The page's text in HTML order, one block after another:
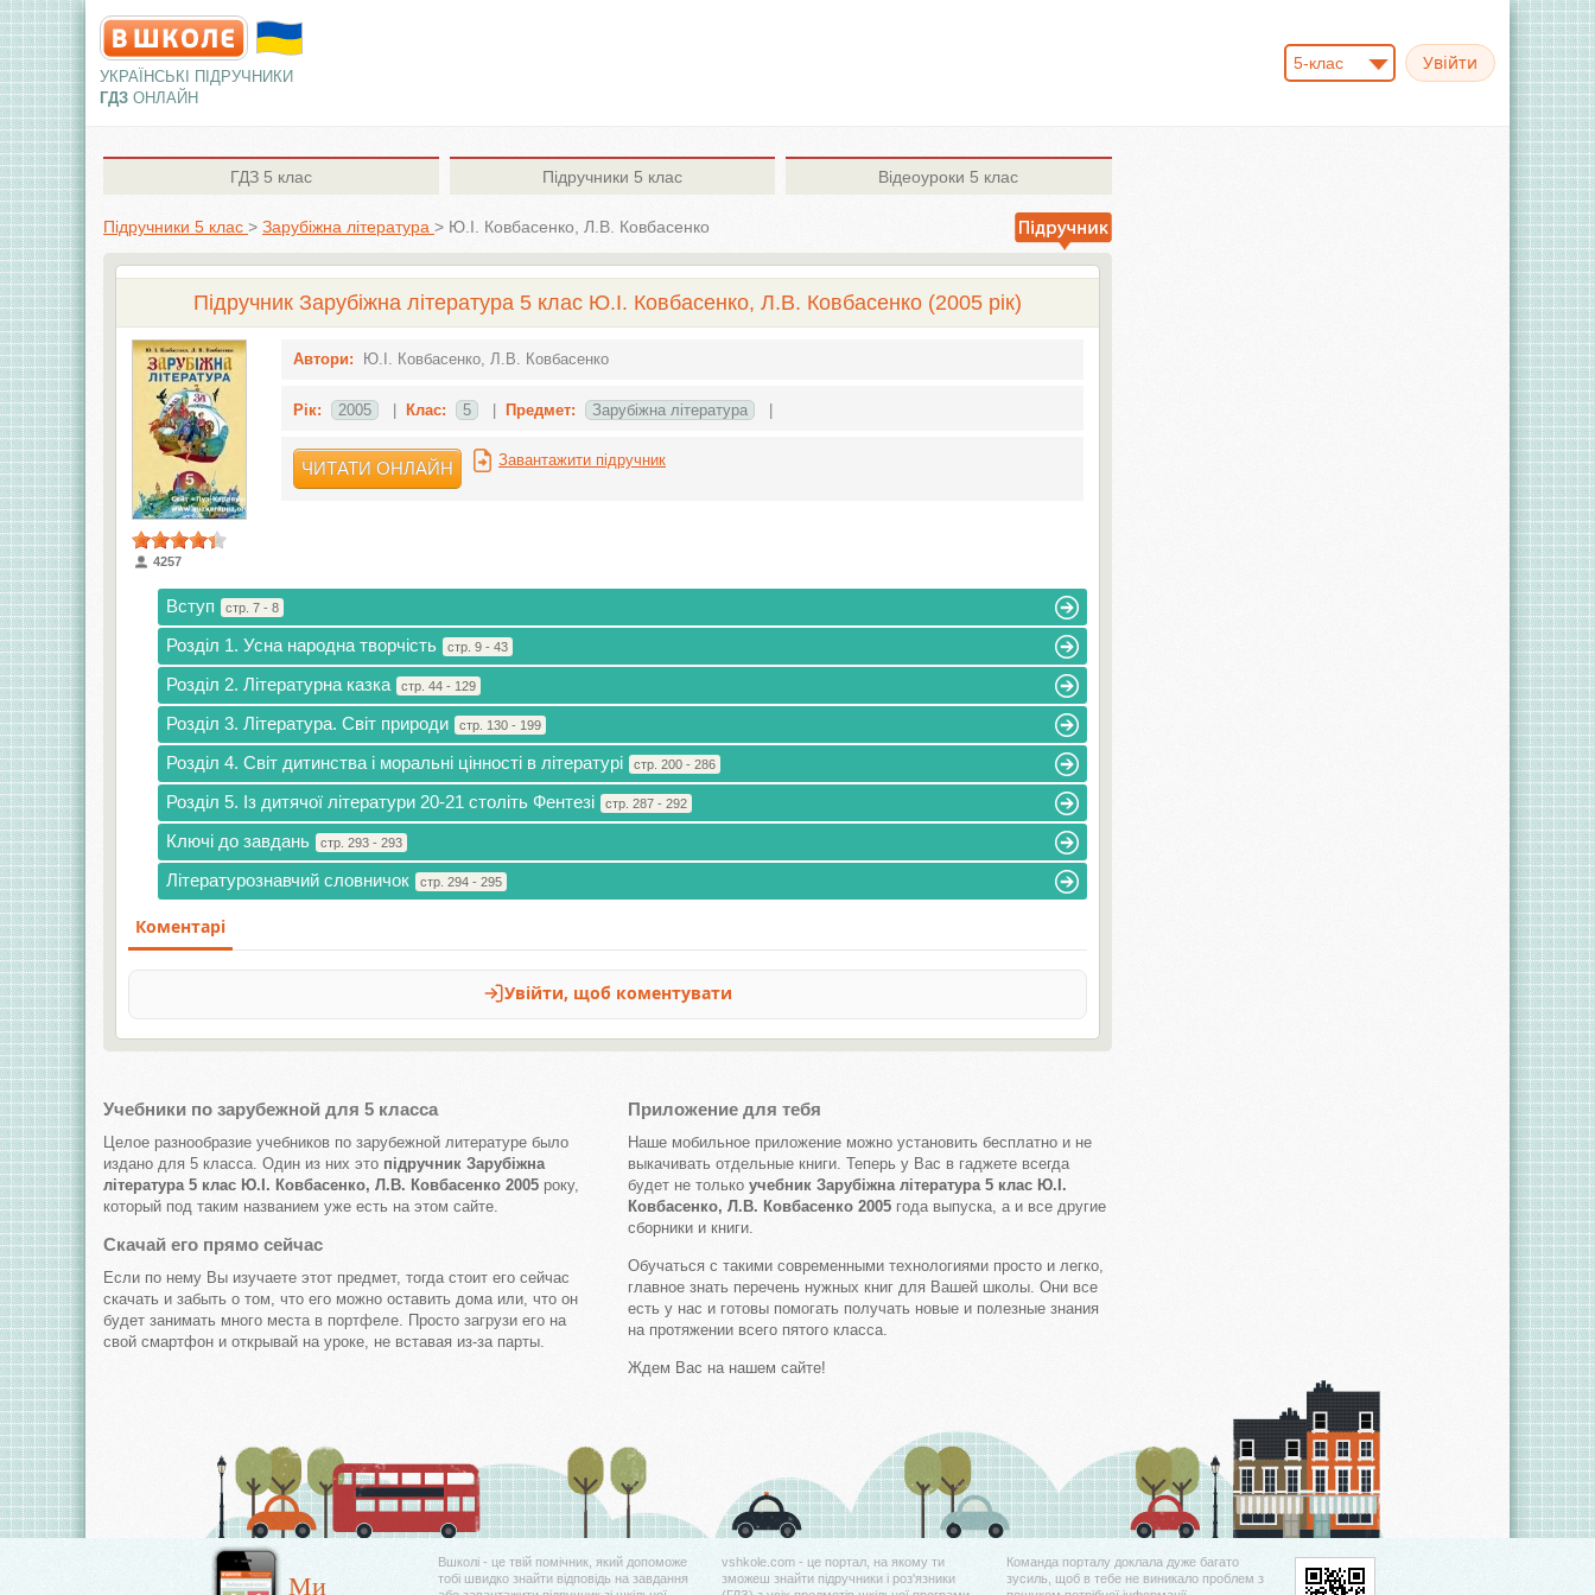
УКРАЇНСЬКІ ПІДРУЧНИКИ
ГДЗ ОНЛАЙН
5-клас
ГДЗ 5 клас Підручники 5 клас Відеоуроки 5 клас
Підручники 5 клас > Зарубіжна література > Ю.І. Ковбасенко, Л.В. Ковбасенко
Підручник Зарубіжна література 5 клас Ю.І. Ковбасенко, Л.В. Ковбасенко (2005 рік)
4257
Автори: Ю.І. Ковбасенко, Л.В. Ковбасенко
Рік: 2005 Клас: 5 Предмет: Зарубіжна література
ЧИТАТИ ОНЛАЙН Завантажити підручник
Вступ стр. 7 - 8
Розділ 1. Усна народна творчість стр. 9 - 43
Розділ 2. Літературна казка стр. 44 - 129
Розділ 3. Література. Світ природи стр. 130 - 199
Розділ 4. Світ дитинства і моральні цінності в літературі стр. 200 - 286
Розділ 5. Із дитячої літератури 20-21 століть Фентезі стр. 287 - 292
Ключі до завдань стр. 293 - 293
Літературознавчий словничок стр. 294 - 295
Учебники по зарубежной для 5 класса
Целое разнообразие учебников по зарубежной литературе было
издано для 5 класса. Один из них это підручник Зарубіжна
література 5 клас Ю.І. Ковбасенко, Л.В. Ковбасенко 2005 року,
который под таким названием уже есть на этом сайте.
Скачай его прямо сейчас
Если по нему Вы изучаете этот предмет, тогда стоит его сейчас
скачать и забыть о том, что его можно оставить дома или, что он
будет занимать много места в портфеле. Просто загрузи его на
свой смартфон и открывай на уроке, не вставая из-за парты.
Приложение для тебя
Наше мобильное приложение можно установить бесплатно и не
выкачивать отдельные книги. Теперь у Вас в гаджете всегда
будет не только учебник Зарубіжна література 5 клас Ю.І.
Ковбасенко, Л.В. Ковбасенко 2005 года выпуска, а и все другие
сборники и книги.
Обучаться с такими современными технологиями просто и легко,
главное знать перечень нужных книг для Вашей школы. Они все
есть у нас и готовы помогать получать новые и полезные знания
на протяжении всего пятого класса.
Ждем Вас на нашем сайте!
Ми
Вшколі - це твій помічник, який допоможе
тобі швидко знайти відповідь на завдання
vshkole.com - це портал, на якому ти
зможеш знайти підручники і роз'язники
Команда порталу доклала дуже багато
зусиль, щоб в тебе не виникало проблем з